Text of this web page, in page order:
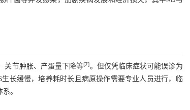
关节肿胀、产蛋量下降等[7]。但仅凭临床症状可能误诊为
长缓慢，培养耗时长且病原操作需要专业人员进行，临
。